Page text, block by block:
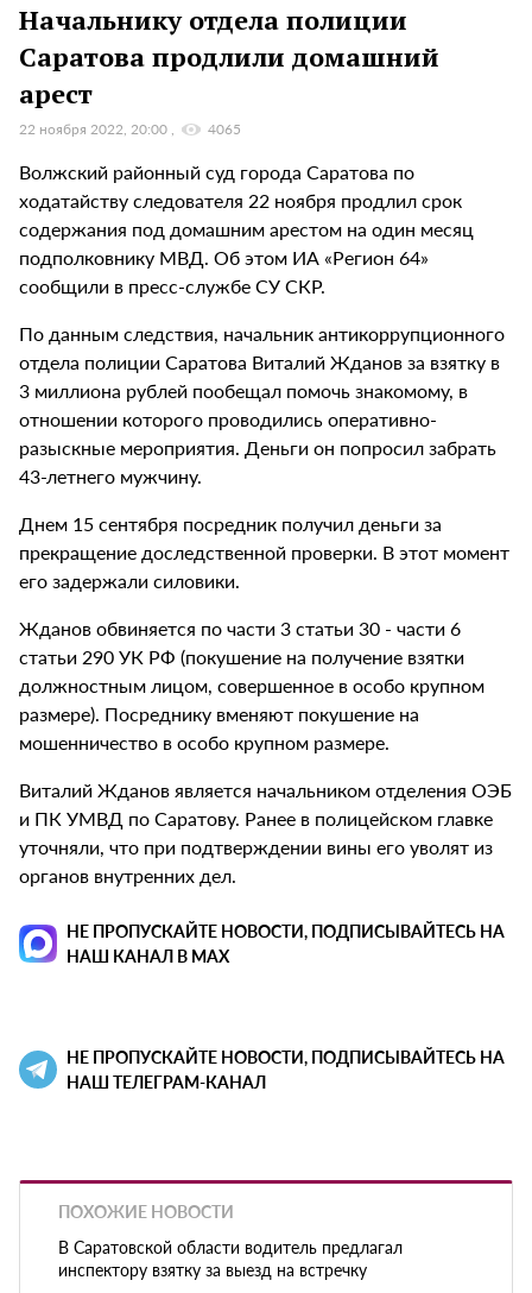
Начальнику отдела полиции
Саратова продлили домашний
арест
22 ноября 2022, 20:00 4065
Волжский районный суд города Саратова по
ходатайству следователя 22 ноября продлил срок
содержания под домашним арестом на один месяц
подполковнику МВД. Об этом ИА «Регион 64»
сообщили в пресс-службе СУ СКР.
По данным следствия, начальник антикоррупционного
отдела полиции Саратова Виталий Жданов за взятку в
3 миллиона рублей пообещал помочь знакомому, в
отношении которого проводились оперативно-
разыскные мероприятия. Деньги он попросил забрать
43-летнего мужчину.
Днем 15 сентября посредник получил деньги за
прекращение доследственной проверки. В этот момент
его задержали силовики.
Жданов обвиняется по части 3 статьи 30 - части 6
статьи 290 УК РФ (покушение на получение взятки
должностным лицом, совершенное в особо крупном
размере). Посреднику вменяют покушение на
мошенничество в особо крупном размере.
Виталий Жданов является начальником отделения ОЭБ
и ПК УМВД по Саратову. Ранее в полицейском главке
уточняли, что при подтверждении вины его уволят из
органов внутренних дел.
НЕ ПРОПУСКАЙТЕ НОВОСТИ, ПОДПИСЫВАЙТЕСЬ НА
НАШ КАНАЛ В MAX
НЕ ПРОПУСКАЙТЕ НОВОСТИ, ПОДПИСЫВАЙТЕСЬ НА
НАШ ТЕЛЕГРАМ-КАНАЛ
ПОХОЖИЕ НОВОСТИ
В Саратовской области водитель предлагал
инспектору взятку за выезд на встречку